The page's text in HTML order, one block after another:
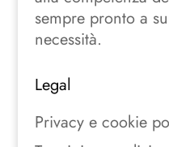
sempre pronto a
necessità.
Legal
Privacy e cookie